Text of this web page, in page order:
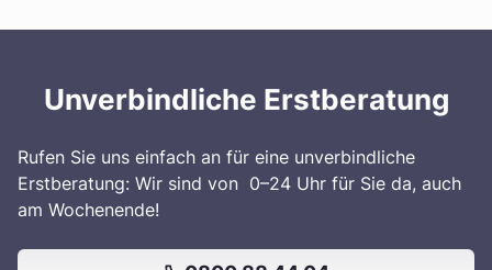
Unverbindliche Erstberatung
Rufen Sie uns einfach an für eine unverbindliche
Erstberatung: Wir sind von 0–24 Uhr für Sie da, auch
am Wochenende!